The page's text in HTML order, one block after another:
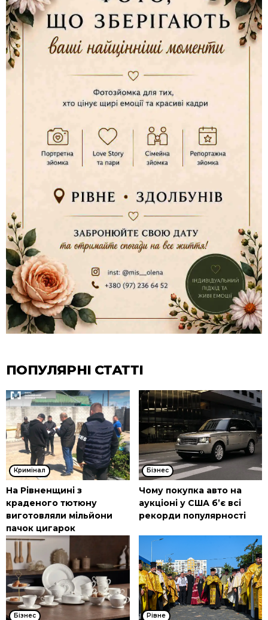
ПОПУЛЯРНІ СТАТТІ
Кримінал
На Рівненщині з
краденого тютюну
виготовляли мільйони
пачок цигарок
Бізнес
Чому покупка авто на
аукціоні у США б’є всі
рекорди популярності
Бізнес Рівне